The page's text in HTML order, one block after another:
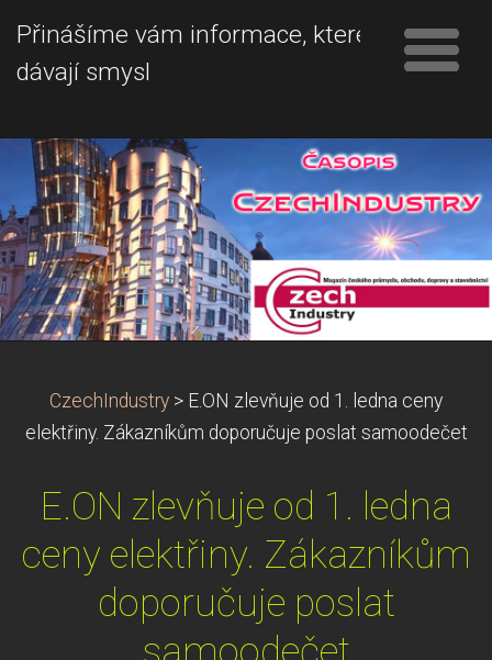
Přinášíme vám informace, které
dávají smysl
CzechIndustry > E.ON zlevňuje od 1. ledna ceny
elektřiny. Zákazníkům doporučuje poslat samoodečet
E.ON zlevňuje od 1. ledna
ceny elektřiny. Zákazníkům
doporučuje poslat